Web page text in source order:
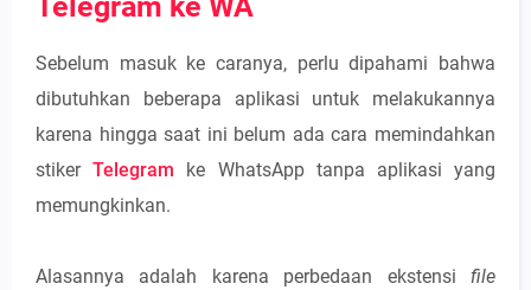
Sebelum masuk ke caranya, perlu dipahami bahwa
dibutuhkan beberapa aplikasi untuk melakukannya
karena hingga saat ini belum ada cara memindahkan
stikerTelegram ke WhatsApp tanpa aplikasi yang
memungkinkan.
Alasannya adalah karena perbedaan ekstensi file